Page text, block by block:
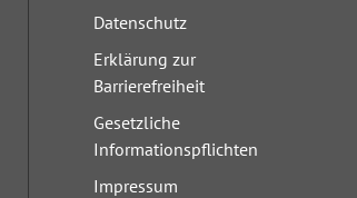
Datenschutz
Erklärung zur
Barrierefreiheit
Gesetzliche
Informationspflichten
Impressum